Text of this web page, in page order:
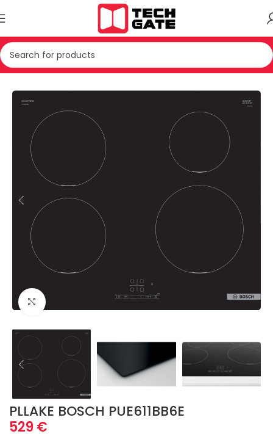
Kreu TEKNIKE E BARDHE PAJISJE MONTUESE PLLAKE
Click to enlarge
PLLAKE BOSCH PUE611BB6E
529€